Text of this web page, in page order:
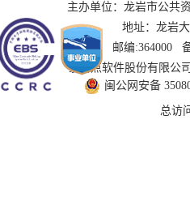
主办单位：龙岩市公共
地址：龙岩
邮编:364000
技术支持：国泰新点软件股份有限
闽公网安备
总访